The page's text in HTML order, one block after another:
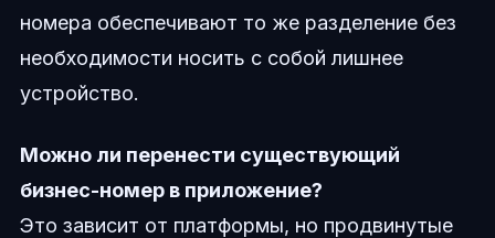
номера обеспечивают то же разделение без
необходимости носить с собой лишнее
устройство.
Можно ли перенести существующий
бизнес-номер в приложение?
Это зависит от платформы, но продвинутые